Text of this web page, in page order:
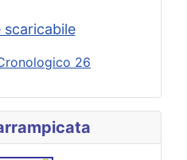
scaricabile
26